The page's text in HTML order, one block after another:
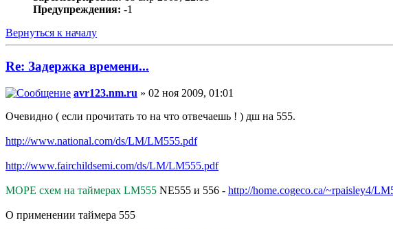
Предупреждения: -1
Вернуться к началу
Re: Задержка времени...
avr123.nm.ru » 02 ноя 2009, 01:01
Очевидно ( если прочитать то на что отвечаешь ! ) дш на 555.
http://www.national.com/ds/LM/LM555.pdf
http://www.fairchildsemi.com/ds/LM/LM555.pdf
МОРЕ схем на таймерах LM555 NE555 и 556 - http://home.cogeco.ca/~rpaisley4/
О применении таймера 555